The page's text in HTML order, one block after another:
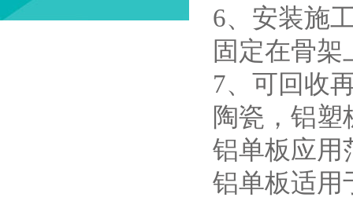
6、安装施
固定在骨架
7、可回收
陶瓷，铝
铝单板应用
铝单板适用